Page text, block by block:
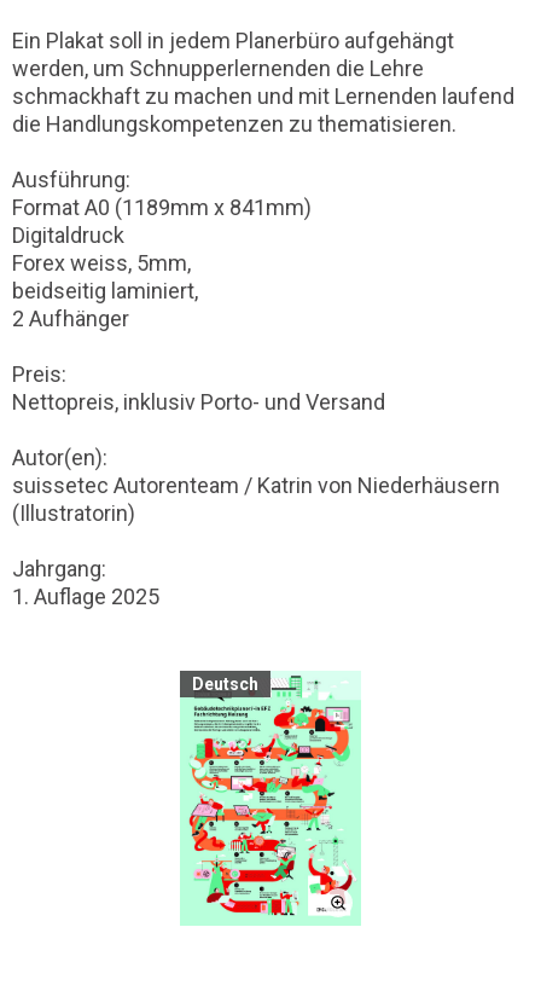
Ein Plakat soll in jedem Planerbüro aufgehängt
werden, um Schnupperlernenden die Lehre
schmackhaft zu machen und mit Lernenden laufend
die Handlungskompetenzen zu thematisieren.
Ausführung:
Format A0 (1189mm x 841mm)
Digitaldruck
Forex weiss, 5mm,
beidseitig laminiert,
2 Aufhänger
Preis:
Nettopreis, inklusiv Porto- und Versand
Autor(en):
suissetec Autorenteam / Katrin von Niederhäusern
(Illustratorin)
Jahrgang:
1. Auflage 2025
Deutsch